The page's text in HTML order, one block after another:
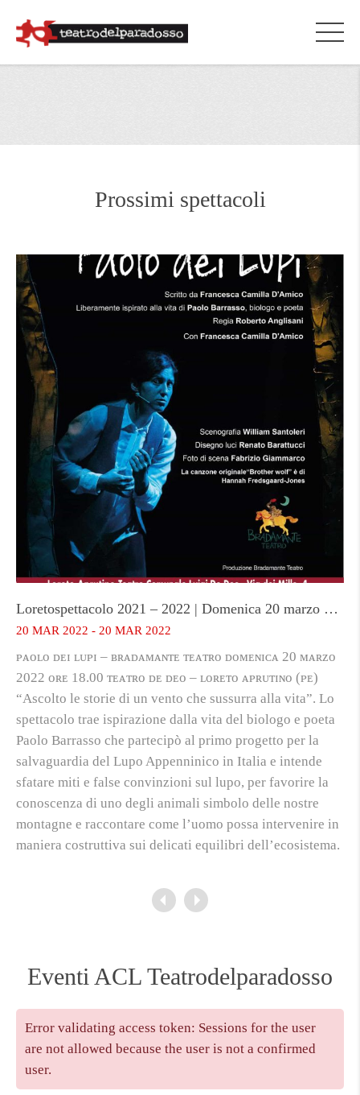
Prossimi spettacoli
Loretospettacolo 2021 – 2022 | Domenica 20 marzo ore 18.00 Teatro De Deo Loreto Aprutino
20 MAR 2022 - 20 MAR 2022
ᴘᴀᴏʟᴏ ᴅᴇɪ ʟᴜᴘɪ – ʙʀᴀᴅᴀᴍᴀɴᴛᴇ ᴛᴇᴀᴛʀᴏ ᴅᴏᴍᴇɴɪᴄᴀ 20 ᴍᴀʀᴢᴏ
2022 ᴏʀᴇ 18.00 ᴛᴇᴀᴛʀᴏ ᴅᴇ ᴅᴇᴏ – ʟᴏʀᴇᴛᴏ ᴀᴘʀᴜᴛɪɴᴏ (ᴘᴇ)
“Ascolto le storie di un vento che sussurra alla vita”. Lo
spettacolo trae ispirazione dalla vita del biologo e poeta
Paolo Barrasso che partecipò al primo progetto per la
salvaguardia del Lupo Appenninico in Italia e intende
sfatare miti e false convinzioni sul lupo, per favorire la
conoscenza di uno degli animali simbolo delle nostre
montagne e raccontare come l’uomo possa intervenire in
maniera costruttiva sui delicati equilibri dell’ecosistema.
Eventi ACL Teatrodelparadosso
Error validating access token: Sessions for the user
are not allowed because the user is not a confirmed
user.